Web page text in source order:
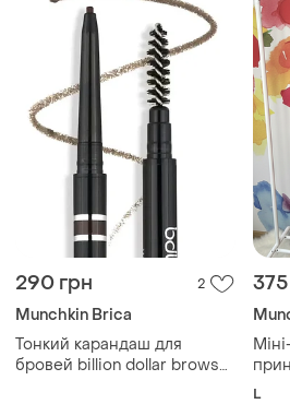
290 грн 2
Munchkin Brica
Тонкий карандаш для
бровей billion dollar brows
L